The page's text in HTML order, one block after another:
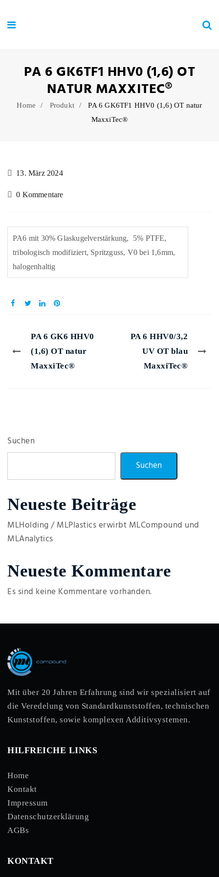
PA 6 GK6TF1 HHV0 (1,6) OT
NATUR MAXXITEC®
Home Produkt
PA 6 GK6TF1 HHV0 (1,6) OT natur
MaxxiTec®
13. März 2024
0 Kommentare
PA6 mit 30% Glaskugelverstärkung, 5% PTFE,
tribologisch modifiziert, Spritzguss, V0 bei 1,6mm,
halogenhaltig
PA 6 GK6 HHV0
(1,6) OT natur
MaxxiTec®
PA 6 HHV0/3,2
UV OT blau
MaxxiTec®
Suchen
Suchen
Neueste Beiträge
MLHolding / MLPlastics erwirbt MLCompound und
MLAnalytics
Neueste Kommentare
Es sind keine Kommentare vorhanden.
Mit über 20 Jahren Erfahrung sind wir spezialisiert auf
die Veredelung von Standardkunststoffen, technischen
Kunststoffen, sowie komplexen Additivsystemen.
HILFREICHE LINKS
Home
Kontakt
Impressum
Datenschutzerklärung
AGBs
KONTAKT